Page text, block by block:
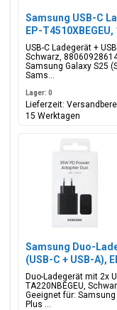
Samsung USB-C
EP-
Blisterverpackung,
USB-C Ladegerät +
Schwarz,
Samsung Galaxy S25
Sams...
Lager: 0
Lieferzeit:
15 Werktagen
Samsung Duo-
(USB-C + USB-A),
Schwarz,
TA220NBEGEU
Duo-Ladegerät mit 2x
TA220NBEGEU,
Geeignet für: Samsung
Plus ...